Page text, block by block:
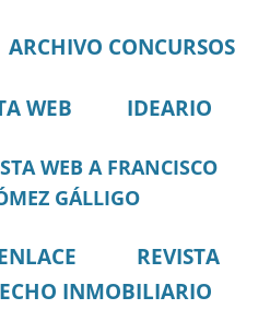
ARCHIVO CONCURSOS
WEB IDEARIO
WEB A FRANCISCO
GÁLLIGO
REVISTA
INMOBILIARIO